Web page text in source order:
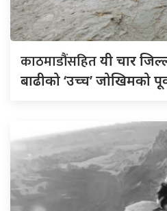
काठमाडौंसहितयी चार
बाढीको ‘उच्च’ जोखिमको